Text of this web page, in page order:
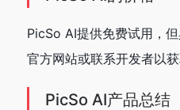
PicSo AI提供免费试用，
官方网站或联系开发者以获
PicSo AI产品总结